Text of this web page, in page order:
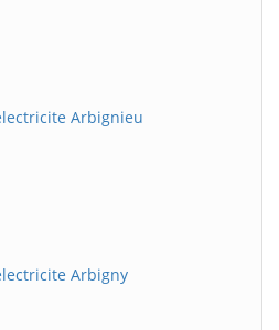
Arbignieu
Arbigny